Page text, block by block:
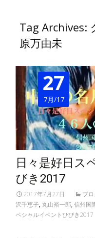
Tag Archives:
原万由未
27
7月/17
日々是好日ス
びき2017
2017年7月27日 ブ
沢千恵子, 丸山裕一郎,信州国
ペシャルイベントひびき2017